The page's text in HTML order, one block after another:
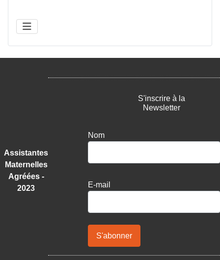
Assistantes
Maternelles
Agréées -
2023
S'inscrire à la
Newsletter
Nom
E-mail
S'abonner